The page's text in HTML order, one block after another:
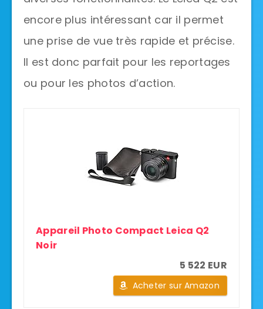
encore plus intéressant car il permet
une prise de vue très rapide et précise.
Il est donc parfait pour les reportages
ou pour les photos d’action.
Appareil Photo Compact Leica Q2
Noir
5 522 EUR
Acheter sur Amazon